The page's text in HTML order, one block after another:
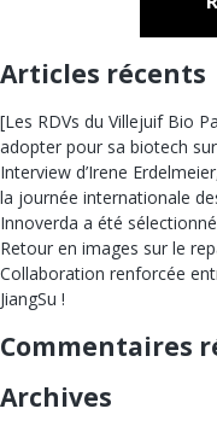
Articles récents
[Les RDVs du Villejuif Bio
adopter pour sa biotech
Interview d’Irene
la journée internationale
Innoverda a été
Retour en images sur le
Collaboration renforcée
JiangSu !
Commentaires
Archives